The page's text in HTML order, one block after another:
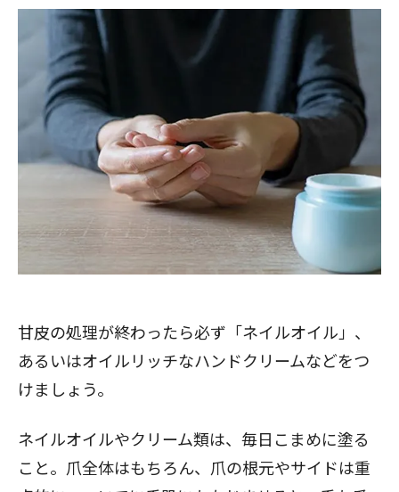
甘皮の処理が終わったら必ず「ネイルオイル」、
あるいはオイルリッチなハンドクリームなどをつ
けましょう。
ネイルオイルやクリーム類は、毎日こまめに塗る
こと。爪全体はもちろん、爪の根元やサイドは重